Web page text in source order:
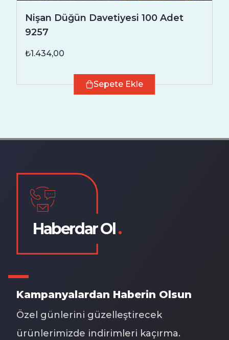
Nişan Düğün Davetiyesi 100 Adet
9257
₺1.434,00
Sepete Ekle
Haberdar Ol.
Kampanyalardan Haberin Olsun
Özel günlerini güzelleştirecek
ürünlerimizde indirimleri kaçırma.